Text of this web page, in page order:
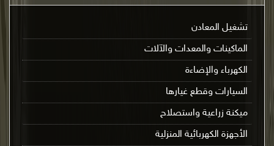
تشغيل المعادن
الماكينات والمعدات والآلات
الكهرباء والإضاءة
السيارات وقطع غيارها
ميكنة زراعية واستصلاح
الأجهزة الكهربائية المنزلية